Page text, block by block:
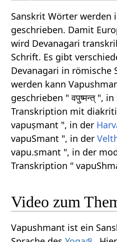
Sanskrit Wörter werden
geschrieben. Damit
wird Devanagari
Schrift. Es gibt
Devanagari in
werden kann
geschrieben " वपुष्मन्त् ",
Transkription mit
vapuṣmant ", in der
vapuSmant ", in der
vapu.smant ", in der
Transkription "
Video zum
Vapushmant ist ein